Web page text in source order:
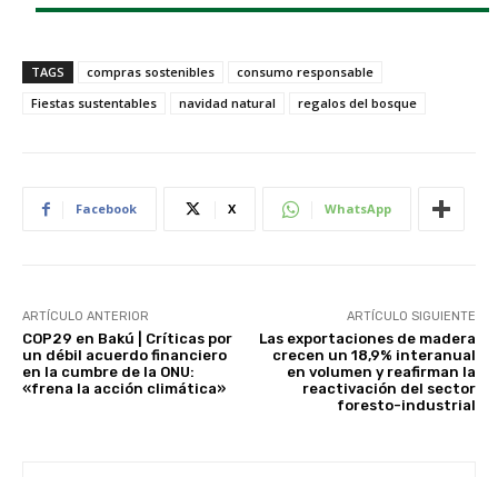
TAGS compras sostenibles
consumo responsable
Fiestas sustentables
navidad natural regalos del bosque
Facebook X WhatsApp
ARTÍCULO ANTERIOR
COP29 en Bakú | Críticas por
un débil acuerdo financiero
en la cumbre de la ONU:
«frena la acción climática»
ARTÍCULO SIGUIENTE
Las exportaciones de madera
crecen un 18,9% interanual
en volumen y reafirman la
reactivación del sector
foresto-industrial